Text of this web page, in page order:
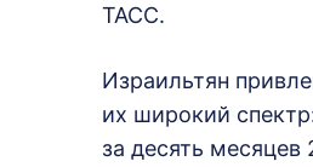
ТАСС.
Израильтян
их широкий
за десять